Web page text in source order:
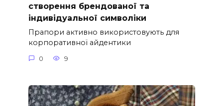
створення брендованої та
індивідуальної символіки
Прапори активно використовують для
корпоративної айдентики
0 9